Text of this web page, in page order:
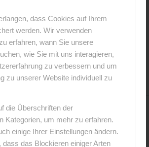
dass Cookies auf Ihrem
werden. Wir verwenden
erfahren, wann Sie unsere
wie Sie mit uns interagieren,
zu verbessern und um
zu unserer Website individuell zu
die Überschriften der
Kategorien, um mehr zu erfahren.
einige Ihrer Einstellungen ändern.
dass das Blockieren einiger Arten
0 Kommentare / vonanja
0
KOMMENTARE